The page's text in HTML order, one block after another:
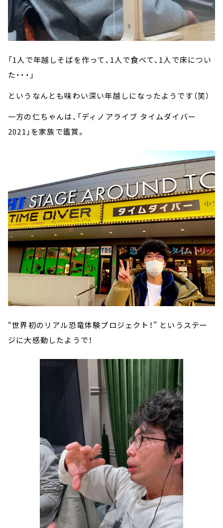
「1人で年越しそばを作って、1人で食べて、1人で床につい
た・・・」
というなんとも味わい深い年越しになったようです（笑）
一方の仁ちゃんは、「ディノアライブ タイムダイバー
2021」を家族で鑑賞。
“世界初のリアル恐竜体験プロジェクト！” というステー
ジに大感動したようで！